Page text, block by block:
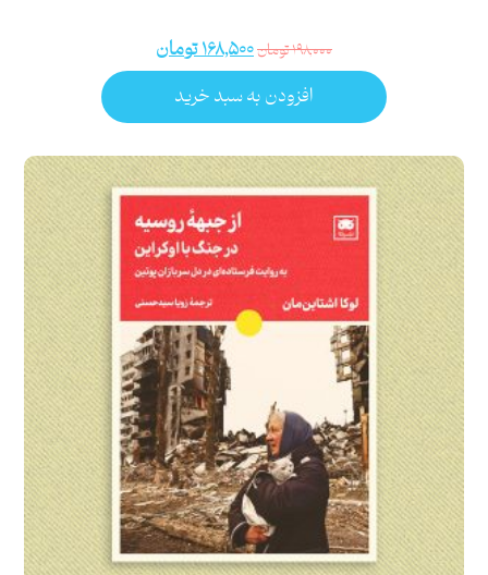
۱۹۸,۰۰۰تومان۱۶۸,۵۰۰تومان
افزودن به سبد خرید